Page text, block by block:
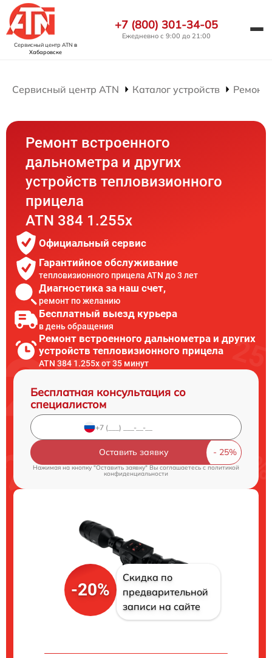
Сервисный центр ATN в
Хабаровске
+7 (800) 301-34-05
Ежедневно с 9:00 до 21:00
Сервисный центр ATN Каталог устройств Ремонт
Ремонт встроенного
дальнометра и других
устройств тепловизионного
прицела
ATN 384 1.255x
Официальный сервис
Гарантийное обслуживание
тепловизионного прицела ATN до 3 лет
Диагностика за наш счет,
ремонт по желанию
Бесплатный выезд курьера
в день обращения
Ремонт встроенного дальнометра и других
устройств тепловизионного прицела
ATN 384 1.255x от 35 минут
Бесплатная консультация со
специалистом
Оставить заявку
Нажимая на кнопку "Оставить заявку" Вы соглашаетесь cполитикой
конфиденциальности
-20%
Скидка по
предварительной
записи на сайте